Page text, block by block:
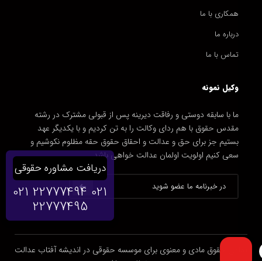
همکاری با ما
درباره ما
تماس با ما
وکیل نمونه
ما با سابقه دوستی و رفاقت دیرینه پس از قبولی مشترک در رشته
مقدس حقوق با هم ردای وکالت را به تن کردیم و با یکدیگر عهد
بستیم جز برای حق و عدالت و احقاق حقوق حقه مظلوم نکوشیم و
سعی کنیم اولویت اولمان عدالت خواهی باشد.
تمامی حقوق مادی و معنوی برای موسسه حقوقی در اندیشه آفتاب عدالت
دریافت مشاوره حقوقی
021 22777494 021
22777495